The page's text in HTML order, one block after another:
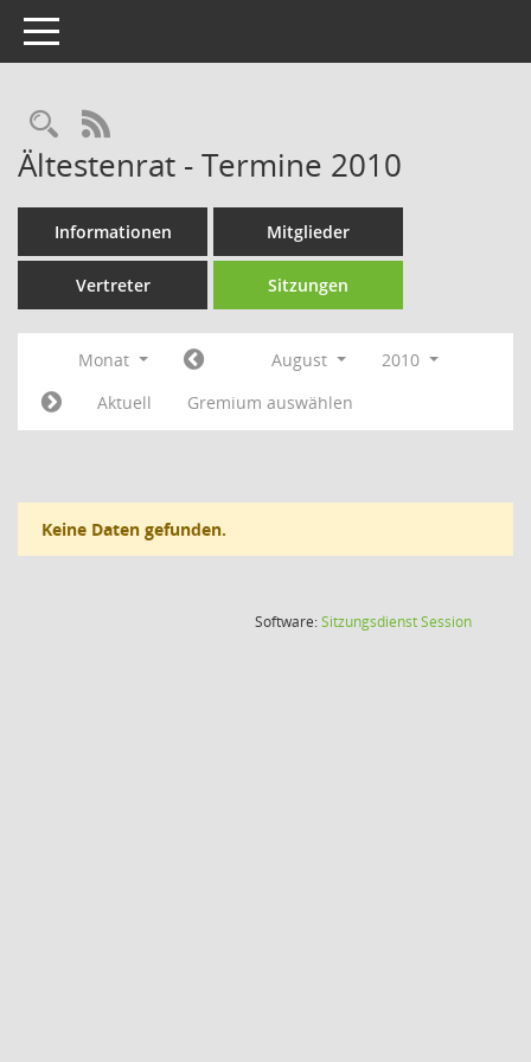
Toggle navigation
Rechercheauswahl
RSS-Feed
Ältestenrat - Termine 2010
Informationen Mitglieder
Vertreter Sitzungen
Monat August
2010
Aktuell
Gremium auswählen
Keine Daten gefunden.
Software:SitzungsdienstSession(Wird in